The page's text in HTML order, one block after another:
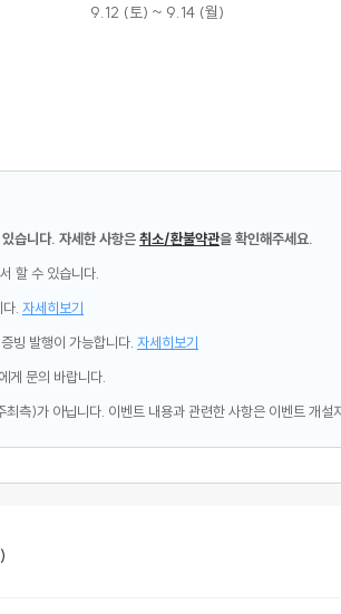
9.12 (토) ~ 9.14 (월)
습니다. 자세한 사항은취소/환불약관을 확인해주세요.
할 수 있습니다.
. 자세히보기
빙 발행이 가능합니다. 자세히보기
게 문의 바랍니다.
측)가 아닙니다. 이벤트 내용과 관련한 사항은 이벤트 개설